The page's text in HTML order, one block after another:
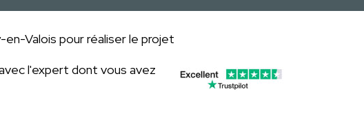
Valois pour réaliser le projet
l'expert dont vous avez